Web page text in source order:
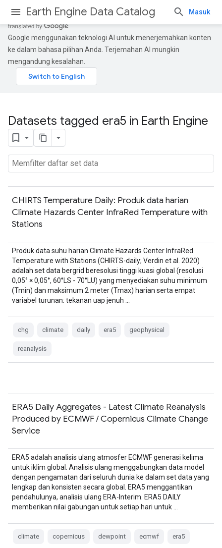
Earth Engine Data Catalog Masuk
Google menggunakan teknologi AI untuk menerjemahkan konten
ke dalam bahasa pilihan Anda. Terjemahan AI mungkin
mengandung kesalahan.
Datasets tagged era5 in Earth Engine
CHIRTS Temperature Daily: Produk data harian
Climate Hazards Center InfraRed Temperature with
Stations
Produk data suhu harian Climate Hazards Center InfraRed
Temperature with Stations (CHIRTS-daily; Verdin et al. 2020)
adalah set data bergrid beresolusi tinggi kuasi global (resolusi
0,05° × 0,05°, 60°LS - 70°LU) yang menyediakan suhu minimum
(Tmin) dan maksimum 2 meter (Tmax) harian serta empat
variabel turunan: tekanan uap jenuh …
chg climate daily era5 geophysical
reanalysis
ERA5 Daily Aggregates - Latest Climate Reanalysis
Produced by ECMWF / Copernicus Climate Change
Service
ERA5 adalah analisis ulang atmosfer ECMWF generasi kelima
untuk iklim global. Analisis ulang menggabungkan data model
dengan pengamatan dari seluruh dunia ke dalam set data yang
lengkap dan konsisten secara global. ERA5 menggantikan
pendahulunya, analisis ulang ERA-Interim. ERA5 DAILY
memberikan nilai gabungan untuk setiap hari untuk …
climate copernicus dewpoint ecmwf era5